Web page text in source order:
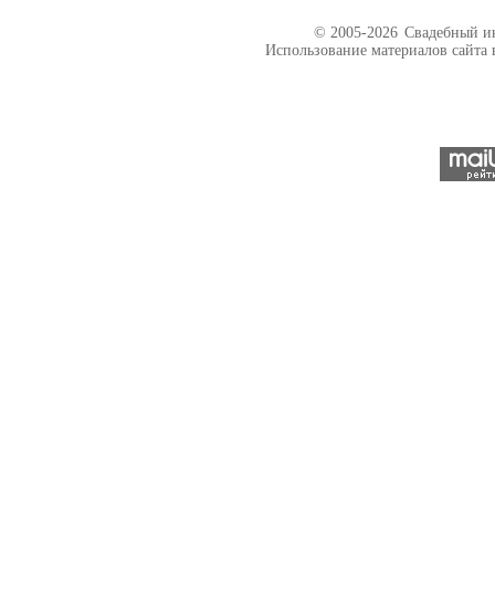
© 2005-2026 Свадебный
Использование материалов